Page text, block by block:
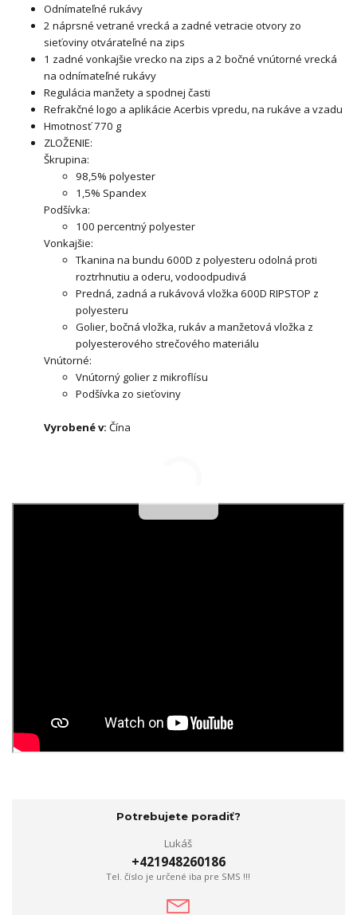
Odnímateľné rukávy
2 náprsné vetrané vrecká a zadné vetracie otvory zo
sieťoviny otvárateľné na zips
1 zadné vonkajšie vrecko na zips a 2 bočné vnútorné vrecká
na odnímateľné rukávy
Regulácia manžety a spodnej časti
Refrakčné logo a aplikácie Acerbis vpredu, na rukáve a vzadu
Hmotnosť 770 g
ZLOŽENIE:
Škrupina:
98,5% polyester
1,5% Spandex
Podšívka:
100 percentný polyester
Vonkajšie:
Tkanina na bundu 600D z polyesteru odolná proti
roztrhnutiu a oderu, vodoodpudivá
Predná, zadná a rukávová vložka 600D RIPSTOP z
polyesteru
Golier, bočná vložka, rukáv a manžetová vložka z
polyesterového strečového materiálu
Vnútorné:
Vnútorný golier z mikroflísu
Podšívka zo sieťoviny
Vyrobené v: Čína
Potrebujete poradiť?
Lukáš
+421948260186
Tel. číslo je určené iba pre SMS !!!